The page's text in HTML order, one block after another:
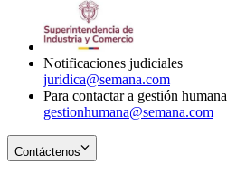
Notificaciones judiciales
juridica@semana.com
Para contactar a gestión humana
gestionhumana@semana.com
Contáctenos